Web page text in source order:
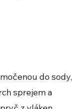
do sody,
sprejem a